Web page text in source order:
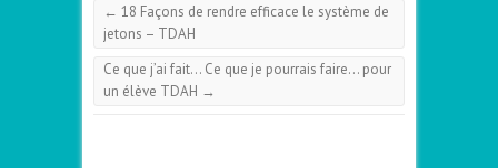
← 18 Façons de rendre efficace le système de
jetons – TDAH
Ce que j’ai fait… Ce que je pourrais faire… pour
un élève TDAH →